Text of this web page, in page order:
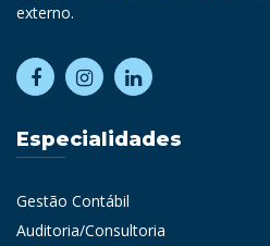
externo.
Especialidades
Gestão Contábil
Auditoria/Consultoria